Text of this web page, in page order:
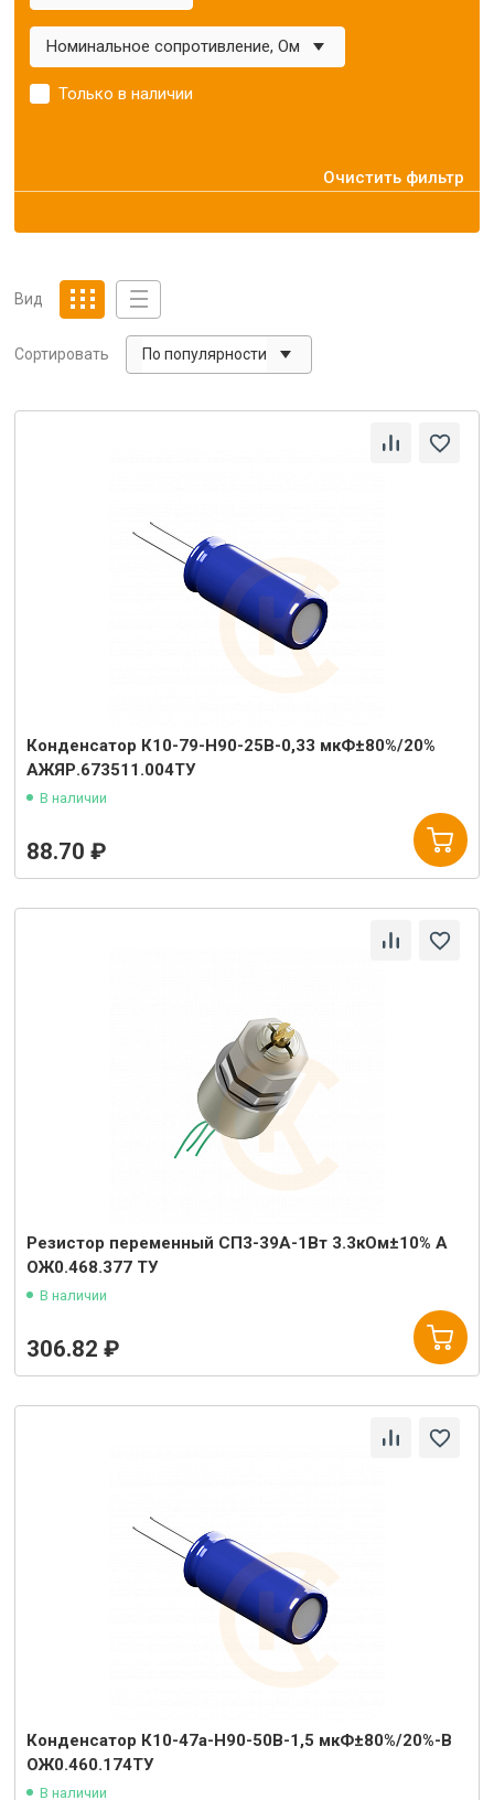
Номинальное сопротивление, Ом
Только в наличии
Очистить фильтр
Вид
Сортировать По популярности
Конденсатор К10-79-Н90-25В-0,33 мкФ±80%/20%
АЖЯР.673511.004ТУ
В наличии
88.70 ₽
Резистор переменный СП3-39А-1Вт 3.3кОм±10% А
ОЖ0.468.377 ТУ
В наличии
306.82 ₽
Конденсатор К10-47а-Н90-50В-1,5 мкФ±80%/20%-В
ОЖ0.460.174ТУ
В наличии